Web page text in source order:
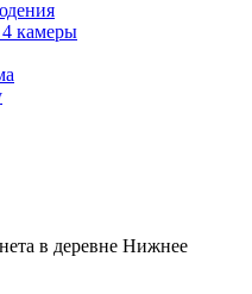
камеры
в деревне Нижнее